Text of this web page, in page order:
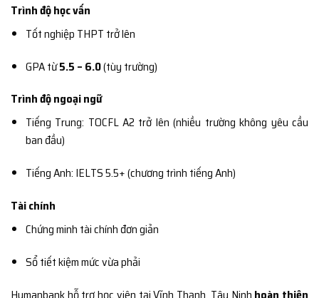
Trình độ học vấn
Tốt nghiệp THPT trở lên
GPA từ5.5 – 6.0(tùy trường)
Trình độ ngoại ngữ
Tiếng Trung: TOCFL A2 trở lên (nhiều trường không yêu cầu
ban đầu)
Tiếng Anh: IELTS 5.5+ (chương trình tiếng Anh)
Tài chính
Chứng minh tài chính đơn giản
Sổ tiết kiệm mức vừa phải